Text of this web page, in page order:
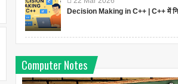
Decision Making in C++ | C++ में
Computer Notes